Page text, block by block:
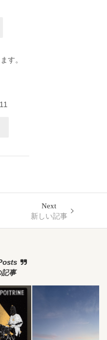
す。
Next
新しい記事
記事